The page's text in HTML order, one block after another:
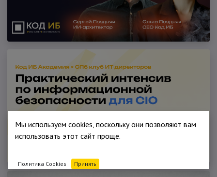
Мы используем cookies, поскольку они позволяют вам
использовать этот сайт проще.
Политика Cookies Принять